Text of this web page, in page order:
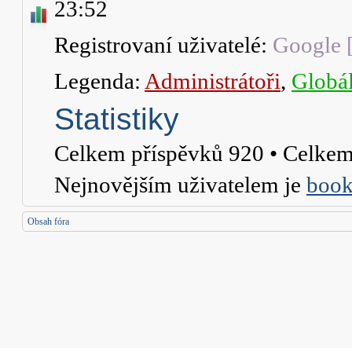
23:52
Registrovaní uživatelé: Google
Legenda: Administrátoři,
Statistiky
Celkem příspěvků 920 •
Nejnovějším uživatelem je
Obsah fóra